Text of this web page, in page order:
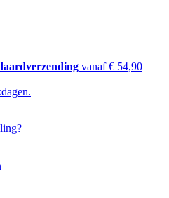
vanaf € 54,90